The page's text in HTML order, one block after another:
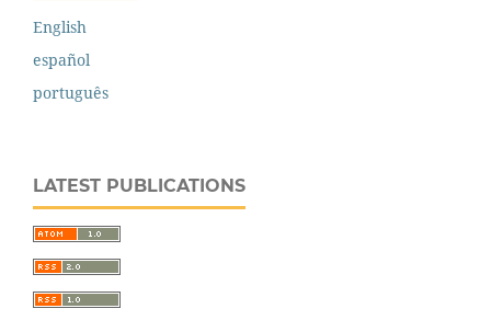
English
español
português
LATEST PUBLICATIONS